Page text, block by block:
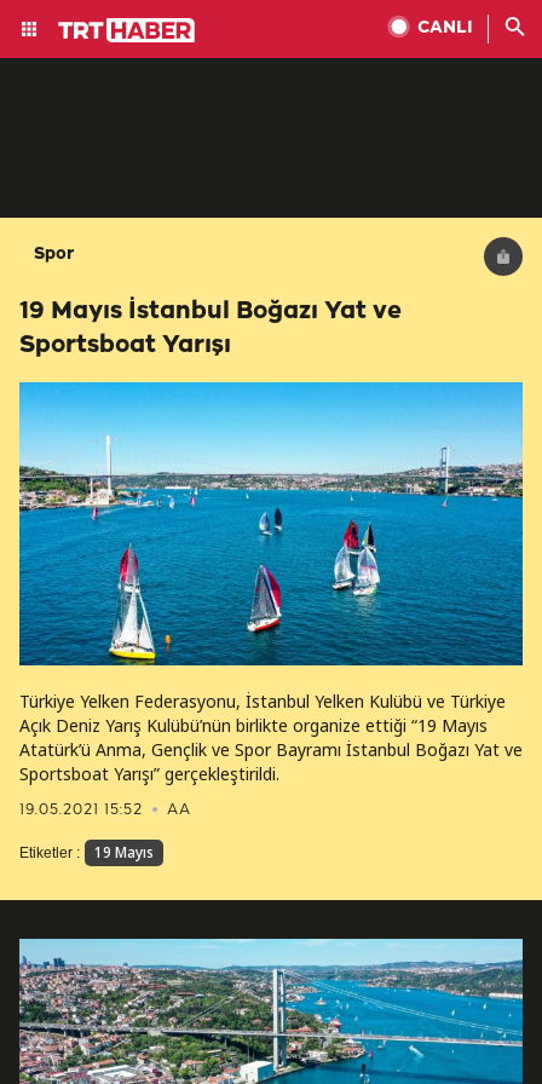
CANLI
Spor
19 Mayıs İstanbul Boğazı Yat ve
Sportsboat Yarışı
19.05.2021 15:52 AA
Türkiye Yelken Federasyonu, İstanbul Yelken Kulübü ve Türkiye
Açık Deniz Yarış Kulübü’nün birlikte organize ettiği “19 Mayıs
Atatürk’ü Anma, Gençlik ve Spor Bayramı İstanbul Boğazı Yat ve
Sportsboat Yarışı” gerçekleştirildi.
Etiketler : 19 Mayıs